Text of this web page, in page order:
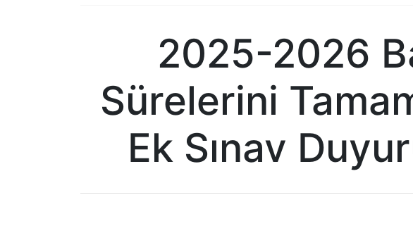
2025-2026
Sürelerini
Ek Sınav